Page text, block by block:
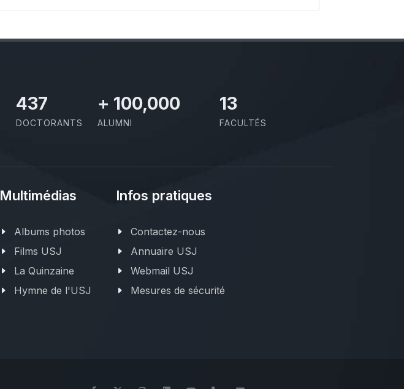
437
DOCTORANTS
+ 100,000
ALUMNI
13
FACULTÉS
Multimédias
Albums photos
Films USJ
La Quinzaine
Hymne de l'USJ
Infos pratiques
Contactez-nous
Annuaire USJ
Webmail USJ
Mesures de sécurité